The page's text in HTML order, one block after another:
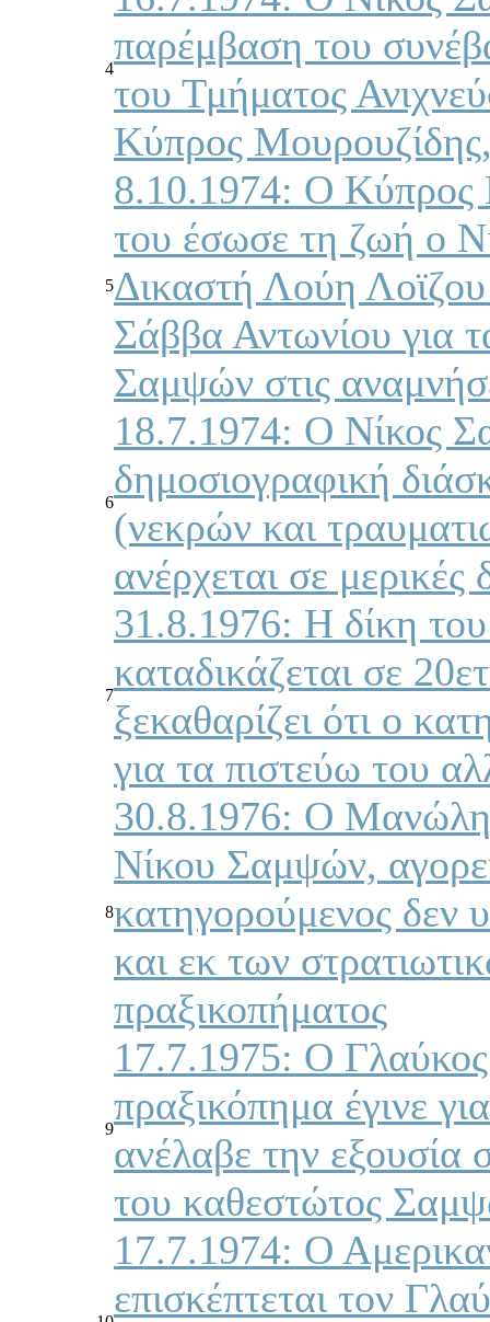
4
παρέμβαση του
του Τμήματος
Κύπρος
5
8.10.1974: Ο Κύπρος
του έσωσε τη ζωή ο
Δικαστή Λούη
Σάββα Αντωνίου για
Σαμψών στις
6
18.7.1974: Ο Νίκος
δημοσιογραφική
(νεκρών και
ανέρχεται σε
7
31.8.1976: Η δίκη
καταδικάζεται σε
ξεκαθαρίζει ότι ο
για τα πιστεύω του
8
30.8.1976: Ο
Νίκου Σαμψών,
κατηγορούμενος δεν
και εκ των
πραξικοπήματος
9
17.7.1975: Ο Γλαύκος
πραξικόπημα έγινε
ανέλαβε την
του καθεστώτος
17.7.1974: Ο
επισκέπτεται τον